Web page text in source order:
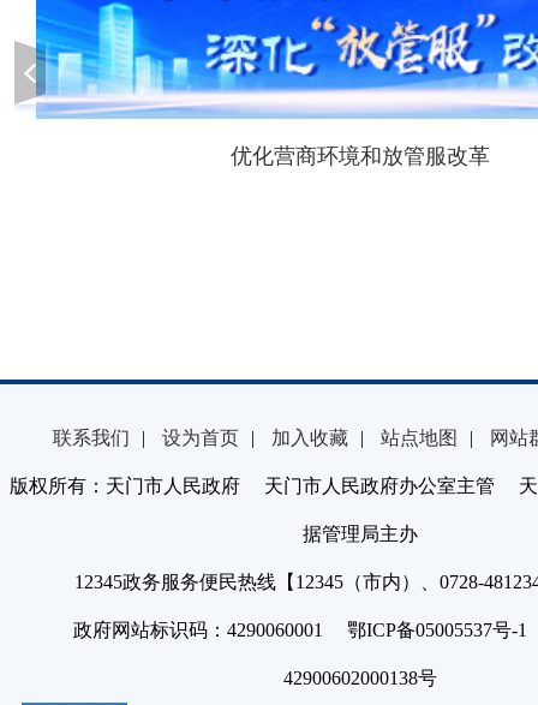
优化营商环境和放管服改革
联系我们 | 设为首页 | 加入收藏 | 站点地图 | 网站
版权所有：天门市人民政府 天门市人民政府办公室主管 天
据管理局主办
12345政务服务便民热线【12345（市内）、0728-
政府网站标识码：4290060001 鄂ICP备05005537号
42900602000138号